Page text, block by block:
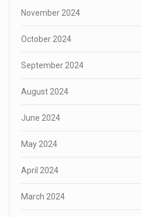
November 2024
October 2024
September 2024
August 2024
June 2024
May 2024
April 2024
March 2024